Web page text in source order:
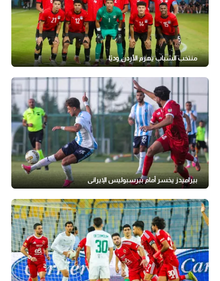
منتخب الشباب يهزم الأردن وديًا
بيراميدز يخسر أمام بيرسبوليس الإيراني